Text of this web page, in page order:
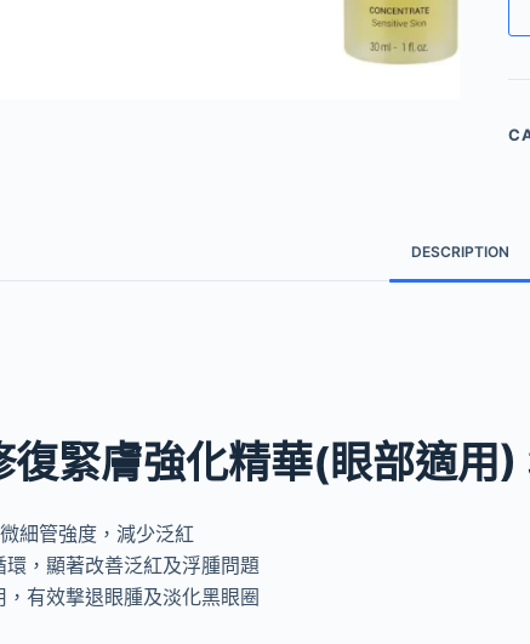
–
緊
精
華
DESCRIPTION
復緊膚強化精華(眼部適用
細管強度，減少泛紅
，顯著改善泛紅及浮腫問題
有效撃退眼腫及淡化黑眼圈